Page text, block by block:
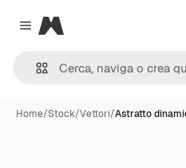
Close menu
Magnific
Home/Stock/Vettori/Astratto